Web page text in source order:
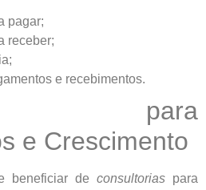
pagar;
receber;
e recebimentos.
para
e Crescimento
beneficiar de consultorias para